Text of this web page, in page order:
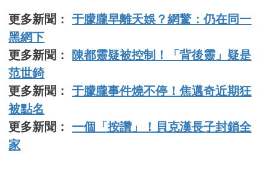
更多新聞：于朦朧早離天娛？網驚：仍在同一
黑網下
更多新聞：
陳都靈疑被控制！「背後靈」疑是
范世錡
更多新聞：于朦朧事件燒不停！焦邁奇近期狂
被點名
更多新聞： 一個「按讚」！貝克漢長子封鎖全
家